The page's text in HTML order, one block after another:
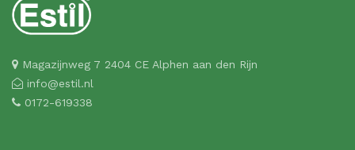
Magazijnweg 7 2404 CE Alphen aan den Rijn
info@estil.nl
0172-619338